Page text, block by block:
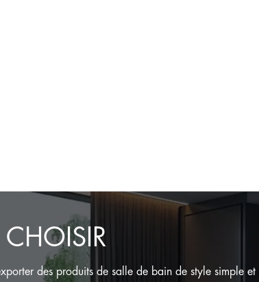
des produits de salle de bain de style simple